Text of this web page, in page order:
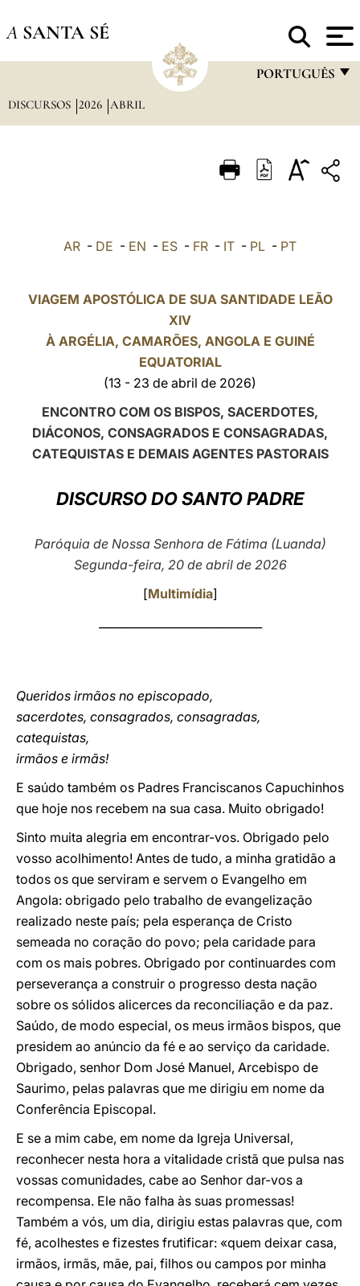
A SANTA SÉ
PORTUGUÊS
ITALIANO
POLSKI
DISCURSOS 2026 ABRIL
AR - DE - EN - ES - FR - IT - PL - PT
VIAGEM APOSTÓLICA DE SUA SANTIDADE LEÃO
XIV
À ARGÉLIA, CAMARÕES, ANGOLAE GUINÉ
EQUATORIAL
(13 - 23 de abril de 2026)
ENCONTRO COM OS BISPOS, SACERDOTES,
DIÁCONOS, CONSAGRADOS E CONSAGRADAS,
CATEQUISTAS E DEMAIS AGENTES PASTORAIS
DISCURSO DO SANTO PADRE
Paróquia de Nossa Senhora de Fátima (Luanda)
Segunda-feira, 20 de abril de 2026
[Multimídia]
Queridos irmãos no episcopado,
sacerdotes, consagrados, consagradas,
catequistas,
irmãos e irmãs!
E saúdo também os Padres Franciscanos Capuchinhos
que hoje nos recebem na sua casa. Muito obrigado!
Sinto muita alegria em encontrar-vos. Obrigado pelo
vosso acolhimento! Antes de tudo, a minha gratidão a
todos os que serviram e servem o Evangelho em
Angola: obrigado pelo trabalho de evangelização
realizado neste país; pela esperança de Cristo
semeada no coração do povo; pela caridade para
com os mais pobres. Obrigado por continuardes com
perseverança a construir o progresso desta nação
sobre os sólidos alicerces da reconciliação e da paz.
Saúdo, de modo especial, os meus irmãos bispos, que
presidem ao anúncio da fé e ao serviço da caridade.
Obrigado, senhor Dom José Manuel, Arcebispo de
Saurimo, pelas palavras que me dirigiu em nome da
Conferência Episcopal.
E se a mim cabe, em nome da Igreja Universal,
reconhecer nesta hora a vitalidade cristã que pulsa nas
vossas comunidades, cabe ao Senhor dar-vos a
recompensa. Ele não falha às suas promessas!
Também a vós, um dia, dirigiu estas palavras que, com
fé, acolhestes e fizestes frutificar: «quem deixar casa,
irmãos, irmãs, mãe, pai, filhos ou campos por minha